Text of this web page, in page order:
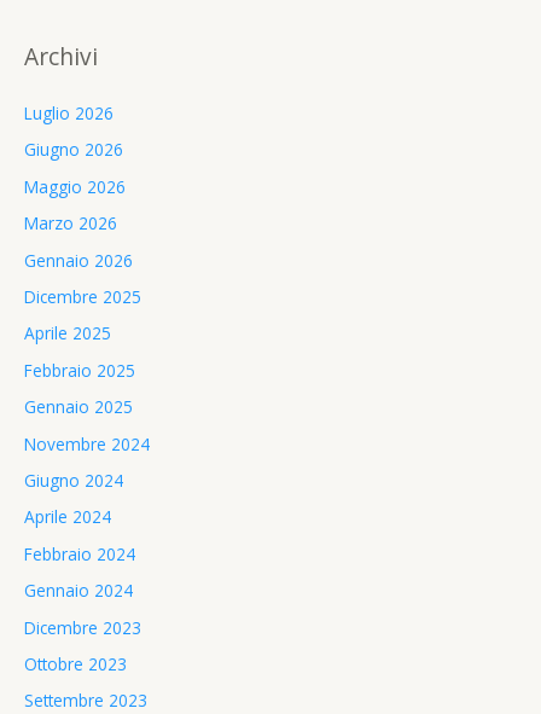
Archivi
Luglio 2026
Giugno 2026
Maggio 2026
Marzo 2026
Gennaio 2026
Dicembre 2025
Aprile 2025
Febbraio 2025
Gennaio 2025
Novembre 2024
Giugno 2024
Aprile 2024
Febbraio 2024
Gennaio 2024
Dicembre 2023
Ottobre 2023
Settembre 2023